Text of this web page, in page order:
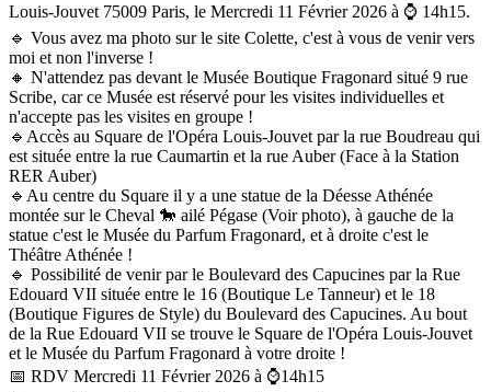
Louis-Jouvet 75009 Paris, le Mercredi 11 Février 2026 à ⌚️ 14h15.
🔹️ Vous avez ma photo sur le site Colette, c'est à vous de venir vers
moi et non l'inverse !
🔸️ N'attendez pas devant le Musée Boutique Fragonard situé 9 rue
Scribe, car ce Musée est réservé pour les visites individuelles et
n'accepte pas les visites en groupe !
🔹️Accès au Square de l'Opéra Louis-Jouvet par la rue Boudreau qui
est située entre la rue Caumartin et la rue Auber (Face à la Station
RER Auber)
🔹️Au centre du Square il y a une statue de la Déesse Athénée
montée sur le Cheval 🐎 ailé Pégase (Voir photo), à gauche de la
statue c'est le Musée du Parfum Fragonard, et à droite c'est le
Théâtre Athénée !
🔹️ Possibilité de venir par le Boulevard des Capucines par la Rue
Edouard VII située entre le 16 (Boutique Le Tanneur) et le 18
(Boutique Figures de Style) du Boulevard des Capucines. Au bout
de la Rue Edouard VII se trouve le Square de l'Opéra Louis-Jouvet
et le Musée du Parfum Fragonard à votre droite !
📅 RDV Mercredi 11 Février 2026 à ⌚️14h15